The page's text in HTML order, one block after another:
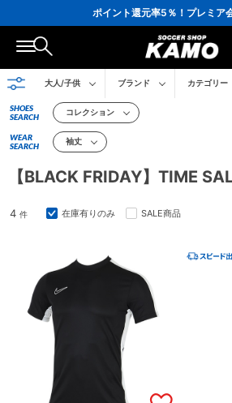
ポイント還元率5％！プレミア
会員の方にはお誕生月に「10％OFFクー
16,000円(税込)以上でシューズケー
3,300円(税込)以上で送料無
大人/子供 ブランド カテゴリー
SHOES
SEARCH
コレクション
WEAR
SEARCH
袖丈
【BLACK FRIDAY】TIME
4 件 在庫有りのみ SALE商品